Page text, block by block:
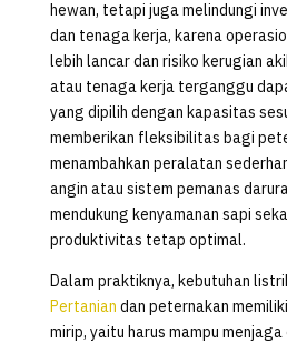
hewan, tetapi juga melindungi
dan tenaga kerja, karena
lebih lancar dan risiko kerugian
atau tenaga kerja terganggu
yang dipilih dengan kapasitas
memberikan fleksibilitas bagi
menambahkan peralatan
angin atau sistem pemanas
mendukung kenyamanan sapi
produktivitas tetap optimal.
Dalam praktiknya, kebutuhan
Pertanian dan peternakan
mirip, yaitu harus mampu